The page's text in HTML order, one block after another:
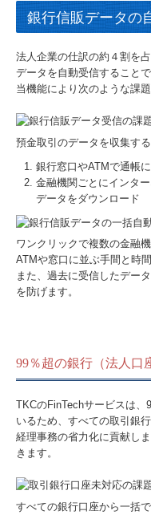
銀行信販データの
法人企業の仕訳の約４割を
データを自動受信すること
当機能により次のような課
預金取引のデータを収集す
銀行窓口やATMで通帳
金融機関ごとにインタ
データをダウンロード
ワンクリックで複数の金融
ATMや窓口に並ぶ手間と時
また、過去に受信したデー
を防げます。
99％超の銀行（法人口
TKCのFinTechサービスは
いるため、すべての取引銀
経理事務の省力化に貢献し
きます。
すべての銀行口座から一括